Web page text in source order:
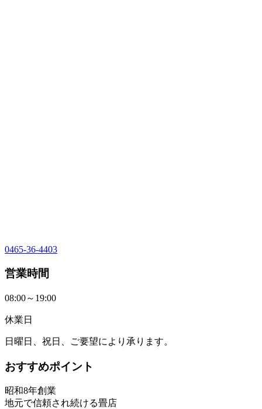
0465-36-4403
営業時間
08:00～19:00
休業日
日曜日、祝日、ご要望により承ります。
おすすめポイント
昭和8年創業
地元で信頼され続ける畳店